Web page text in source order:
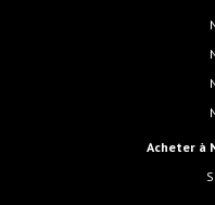
Acheter à